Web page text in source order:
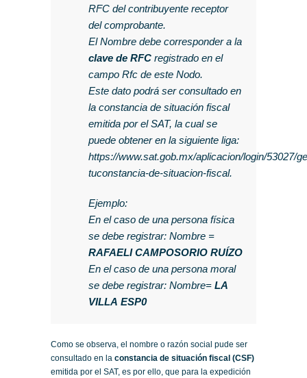
RFC del contribuyente receptor
del comprobante.
El Nombre debe corresponder a la
clave de RFC registrado en el
campo Rfc de este Nodo.
Este dato podrá ser consultado en
la constancia de situación fiscal
emitida por el SAT, la cual se
puede obtener en la siguiente liga:
https://www.sat.gob.mx/aplicacion/login/53027/
tuconstancia-de-situacion-fiscal.
Ejemplo:
En el caso de una persona física
se debe registrar: Nombre =
RAFAELI CAMPOSORIO RUÍZO
En el caso de una persona moral
se debe registrar: Nombre= LA
VILLA ESP0
Como se observa, el nombre o razón social pude ser
consultado en la constancia de situación fiscal (CSF)
emitida por el SAT, es por ello, que para la expedición